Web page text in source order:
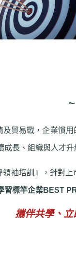
易戰，企業慣用
成長、組織與人才
袖培訓』，針對上
習標竿企業BEST
攜伴共學、